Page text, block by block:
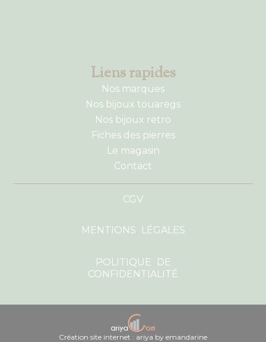
Liens rapides
Nos marques
Nos bijoux touaregs
Nos bijoux retro
Fiches des pierres
Le magasin
Contact
CGV
MENTIONS LÉGALES
POLITIQUE DE
CONFIDENTIALITÉ
Création site internet : ariya by emandarine